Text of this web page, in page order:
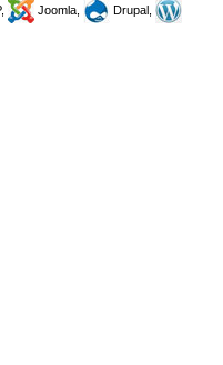
Joomla,
Drupal,